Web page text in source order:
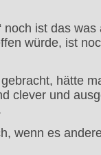
noch ist das was
würde, ist
hätte
clever und
wenn es